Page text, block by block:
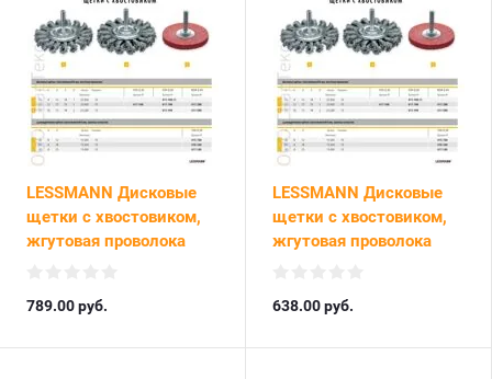
LESSMANN Дисковые
щетки с хвостовиком,
жгутовая проволока
789.00руб.
LESSMANN Дисковые
щетки с хвостовиком,
жгутовая проволока
638.00руб.